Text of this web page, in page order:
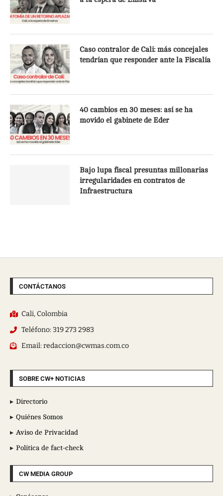
Caso contralor de Cali: más concejales
tendrían que responder ante la Fiscalía
40 cambios en 30 meses: así se ha
movido el gabinete de Eder
Bajo lupa fiscal presuntas millonarias
irregularidades en contratos de
Infraestructura
CONTÁCTANOS
Cali, Colombia
Teléfono: 319 273 2983
Email: redaccion@cwmas.com.co
SOBRE CW+ NOTICIAS
Directorio
Quiénes Somos
Aviso de Privacidad
Política de fact-check
CW MEDIA GROUP